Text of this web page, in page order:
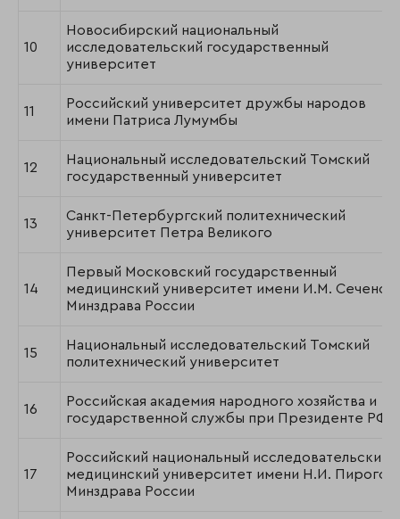
10
Новосибирский национальный
исследовательский государственный
университет
11
Российский университет дружбы народов
имени Патриса Лумумбы
12
Национальный исследовательский Томский
государственный университет
13
Санкт-Петербургский политехнический
университет Петра Великого
14
Первый Московский государственный
медицинский университет имени И.М.
Минздрава России
15
Национальный исследовательский Томский
политехнический университет
16
Российская академия народного хозяйства и
государственной службы при Президенте РФ
17
Российский национальный исследовательский
медицинский университет имени Н.И.
Минздрава России